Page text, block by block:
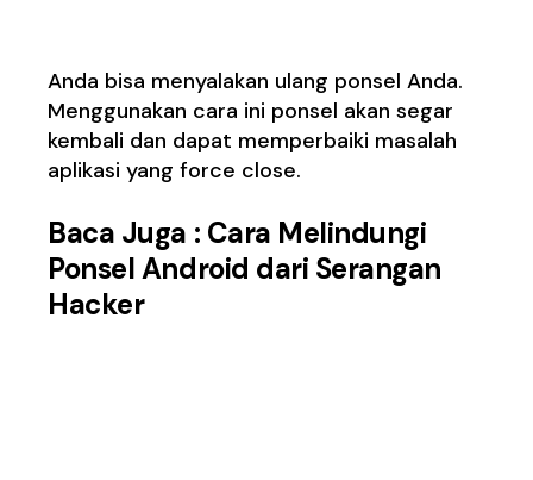
Anda bisa menyalakan ulang ponsel Anda.
Menggunakan cara ini ponsel akan segar
kembali dan dapat memperbaiki masalah
aplikasi yang force close.
Baca Juga : Cara Melindungi
Ponsel Android dari Serangan
Hacker